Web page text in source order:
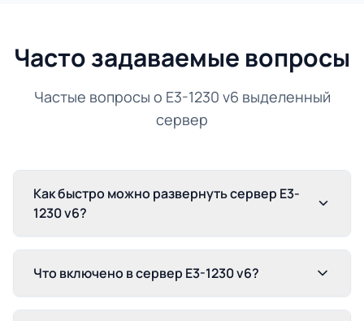
Часто задаваемые вопросы
Частые вопросы о E3-1230 v6 выделенный
сервер
Как быстро можно развернуть сервер E3-
1230 v6?
Что включено в сервер E3-1230 v6?